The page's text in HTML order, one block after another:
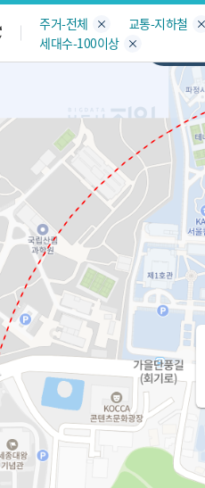
주거-전체 교통-지하철
세대수-100이상